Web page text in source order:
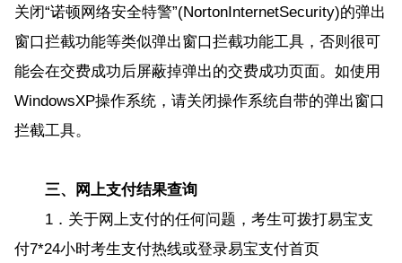
关闭“诺顿网络安全特警”(NortonInternetSecurity)的弹出
窗口拦截功能等类似弹出窗口拦截功能工具，否则很可
能会在交费成功后屏蔽掉弹出的交费成功页面。如使用
WindowsXP操作系统，请关闭操作系统自带的弹出窗口
拦截工具。
三、网上支付结果查询
1．关于网上支付的任何问题，考生可拨打易宝支
付7*24小时考生支付热线或登录易宝支付首页